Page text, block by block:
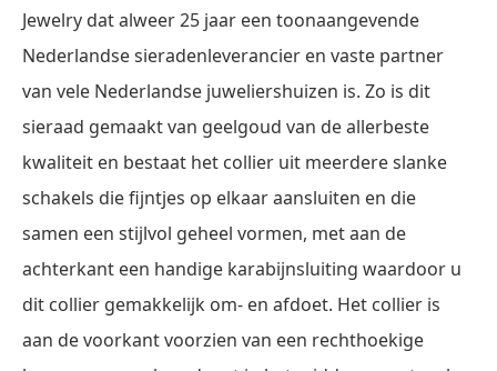
Jewelry dat alweer 25 jaar een toonaangevende
Nederlandse sieradenleverancier en vaste partner
van vele Nederlandse juweliershuizen is. Zo is dit
sieraad gemaakt van geelgoud van de allerbeste
kwaliteit en bestaat het collier uit meerdere slanke
schakels die fijntjes op elkaar aansluiten en die
samen een stijlvol geheel vormen, met aan de
achterkant een handige karabijnsluiting waardoor u
dit collier gemakkelijk om- en afdoet. Het collier is
aan de voorkant voorzien van een rechthoekige